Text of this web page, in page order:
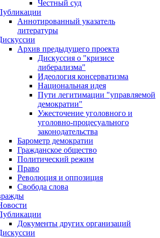
Честный суд
Аннотированный указатель
литературы
Архив предыдущего проекта
Дискуссия о "кризисе
либерализма"
Идеология консерватизма
Национальная идея
Пути легитимации "управляемой
демократии"
Ужесточение уголовного и
уголовно-процесуального
законодательства
Барометр демократии
Гражданское общество
Политический режим
Право
Революция и оппозиция
Свобода слова
Документы других организаций